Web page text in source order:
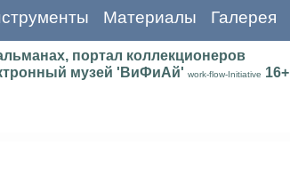
Материалы Галерея
портал коллекционеров
музей 'ВиФиАй' work-flow-Initiative 16+